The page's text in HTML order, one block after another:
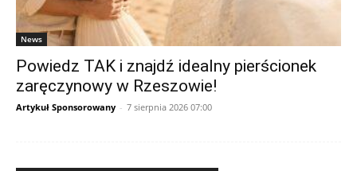
News
Powiedz TAK i znajdź idealny pierścionek
zaręczynowy w Rzeszowie!
Artykuł Sponsorowany - 7 sierpnia 2026 07:00